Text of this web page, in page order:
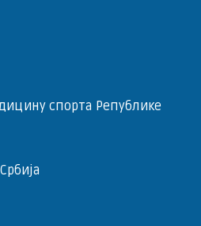
спорта Републике